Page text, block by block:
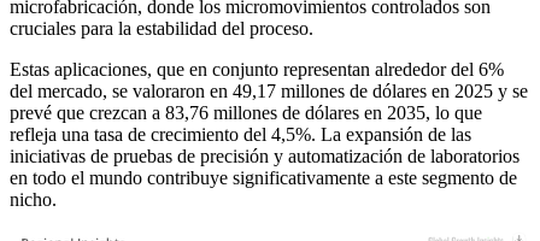
microfabricación, donde los micromovimientos controlados son
cruciales para la estabilidad del proceso.
Estas aplicaciones, que en conjunto representan alrededor del 6%
del mercado, se valoraron en 49,17 millones de dólares en 2025 y se
prevé que crezcan a 83,76 millones de dólares en 2035, lo que
refleja una tasa de crecimiento del 4,5%. La expansión de las
iniciativas de pruebas de precisión y automatización de laboratorios
en todo el mundo contribuye significativamente a este segmento de
nicho.